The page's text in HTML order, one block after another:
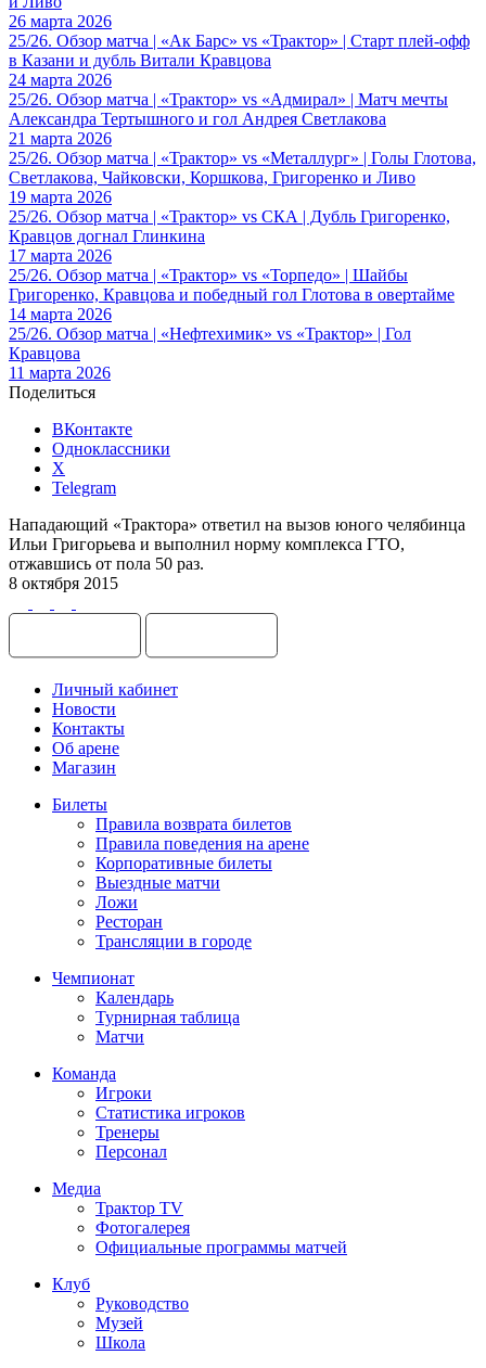
26 марта 2026
25/26. Обзор матча | «Ак Барс» vs «Трактор» | Старт плей-офф
в Казани и дубль Витали Кравцова
24 марта 2026
25/26. Обзор матча | «Трактор» vs «Адмирал» | Матч мечты
Александра Тертышного и гол Андрея Светлакова
21 марта 2026
25/26. Обзор матча | «Трактор» vs «Металлург» | Голы Глотова,
Светлакова, Чайковски, Коршкова, Григоренко и Ливо
19 марта 2026
25/26. Обзор матча | «Трактор» vs СКА | Дубль Григоренко,
Кравцов догнал Глинкина
17 марта 2026
25/26. Обзор матча | «Трактор» vs «Торпедо» | Шайбы
Григоренко, Кравцова и победный гол Глотова в овертайме
14 марта 2026
25/26. Обзор матча | «Нефтехимик» vs «Трактор» | Гол
Кравцова
11 марта 2026
Поделиться
ВКонтакте
Одноклассники
X
Telegram
Нападающий «Трактора» ответил на вызов юного челябинца
Ильи Григорьева и выполнил норму комплекса ГТО,
отжавшись от пола 50 раз.
8 октября 2015
Личный кабинет
Новости
Контакты
Об арене
Магазин
Билеты
Правила возврата билетов
Правила поведения на арене
Корпоративные билеты
Выездные матчи
Ложи
Ресторан
Трансляции в городе
Чемпионат
Календарь
Турнирная таблица
Матчи
Команда
Игроки
Статистика игроков
Тренеры
Персонал
Медиа
Трактор TV
Фотогалерея
Официальные программы матчей
Клуб
Руководство
Музей
Школа